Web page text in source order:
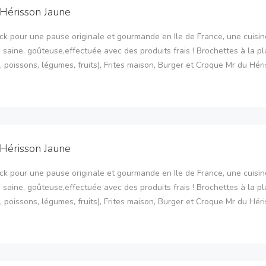
Jaune
pour une pause originale et gourmande en Ile de France, une
saine, goûteuse,effectuée avec des produits frais ! Brochettes à la
poissons, légumes, fruits), Frites maison, Burger et Croque Mr du
Jaune
pour une pause originale et gourmande en Ile de France, une
saine, goûteuse,effectuée avec des produits frais ! Brochettes à la
poissons, légumes, fruits), Frites maison, Burger et Croque Mr du